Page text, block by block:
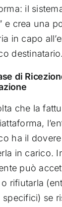
il
e crea una
in capo
destinatario.
di
che la
ha il
in carico.
può
rifiutarla
specifici) se